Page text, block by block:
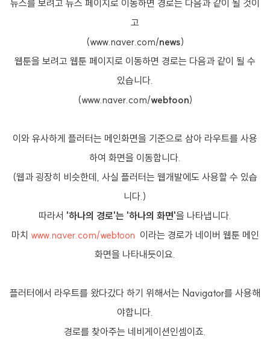
뉴스를 보려고 뉴스 페이지로 이동하면 경로는 다음과 같이 될 것이
고
(www.naver.com/news)
웹툰을 보려고 웹툰 페이지로 이동하면 경로는 다음과 같이 될 수
있습니다.
(www.naver.com/webtoon)
이와 유사하게 플러터는 메인화면을 기준으로 삼아 라우트를 사용
하여 화면을 이동합니다.
(웹과 굉장히 비슷한데, 사실 플러터는 웹개발에도 사용할 수 있습
니다.)
따라서 '하나의 경로'는 '하나의 화면'을 나타냅니다.
마치 www.naver.com/webtoon 이라는 경로가 네이버 웹툰 메인
화면을 나타내듯이요.
플러터에서 라우트를 왔다갔다 하기 위해서는 Navigator를 사용해
야합니다.
경로를 찾아주는 네비게이션인셈이죠.